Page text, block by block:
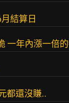
結算日
一年內漲一倍
都還沒賺..